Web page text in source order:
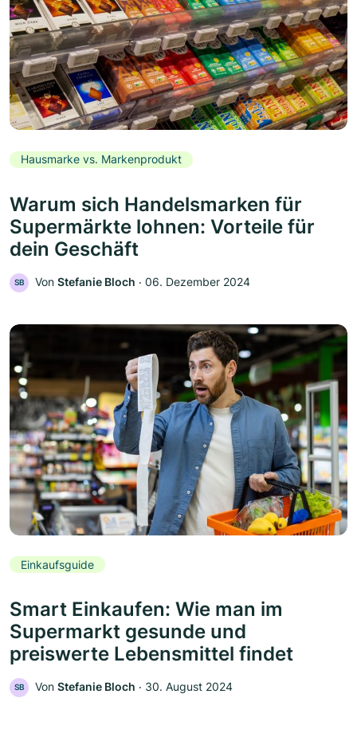
Hausmarke vs. Markenprodukt
Warum sich Handelsmarken für
Supermärkte lohnen: Vorteile für
dein Geschäft
SB Von Stefanie Bloch ‧ 06. Dezember 2024
Einkaufsguide
Smart Einkaufen: Wie man im
Supermarkt gesunde und
preiswerte Lebensmittel findet
SB Von Stefanie Bloch ‧ 30. August 2024